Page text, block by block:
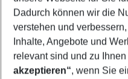
Mehr
Dadurch können wir die
verstehen und
Inhalte, Angebote und
relevant sind und zu
akzeptieren“, wenn Sie